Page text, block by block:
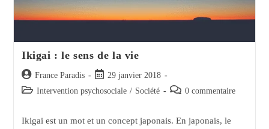
Ikigai : le sens de la vie
Auteur/autrice
de
France Paradis
Post
published:
29 janvier 2018
Post Intervention psychosociale / Société
Post 0 commentaire
Ikigai est un mot et un concept japonais. En japonais, le